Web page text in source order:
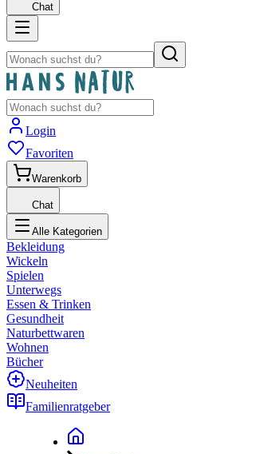
Chat
Login
Favoriten
Warenkorb
Chat
Alle Kategorien
Bekleidung
Wickeln
Spielen
Unterwegs
Essen & Trinken
Gesundheit
Naturbettwaren
Wohnen
Bücher
Neuheiten
Familienratgeber